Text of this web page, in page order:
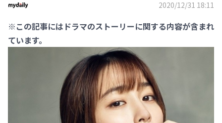
2020/12/31 18:11
※この記事にはドラマのストーリーに関する内容が含まれ
ています。